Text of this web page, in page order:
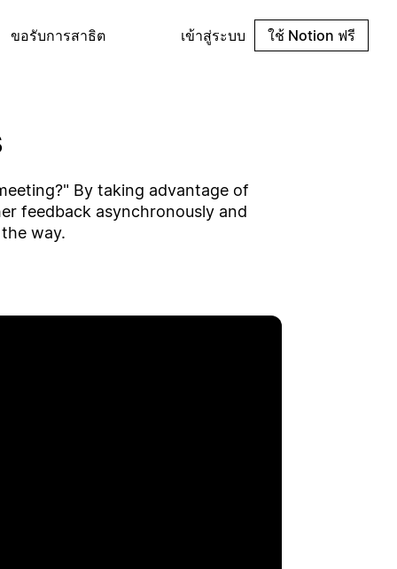
ขอรับการสาธิต เข้าสู่ระบบ ใช้ Notion ฟรี
By taking advantage of
feedback asynchronously and
way.